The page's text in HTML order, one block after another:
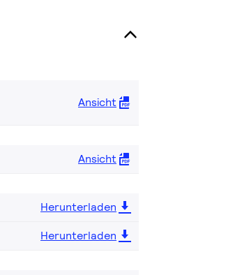
Ansicht
Ansicht
Herunterladen
Herunterladen